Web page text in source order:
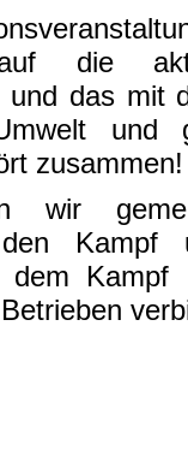
auf die
und das mit
und
zusammen!
wir
Kampf
Kampf